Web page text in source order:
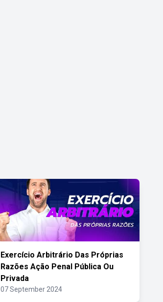
Exercício Arbitrário Das Próprias
Razões Ação Penal Pública Ou
Privada
07 September 2024